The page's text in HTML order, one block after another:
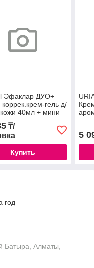
Эфаклар ДУО+
коррек.крем-гель д/
40мл + мини
50мл /49972
₸/
Купить
5
год
Батыра, Алматы,